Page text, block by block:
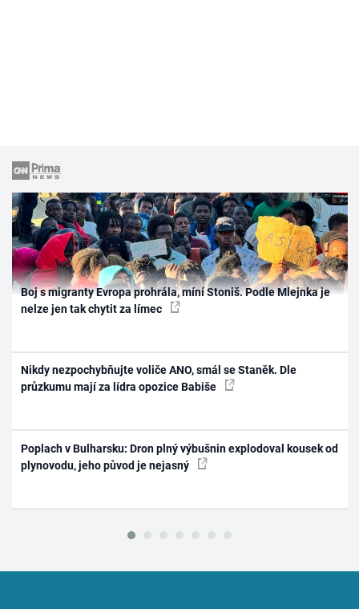
Boj s migranty Evropa prohrála, míní Stoniš. Podle Mlejnka je
nelze jen tak chytit za límec
Nikdy nezpochybňujte voliče ANO, smál se Staněk. Dle
průzkumu mají za lídra opozice Babiše
Poplach v Bulharsku: Dron plný výbušnin explodoval kousek od
plynovodu, jeho původ je nejasný